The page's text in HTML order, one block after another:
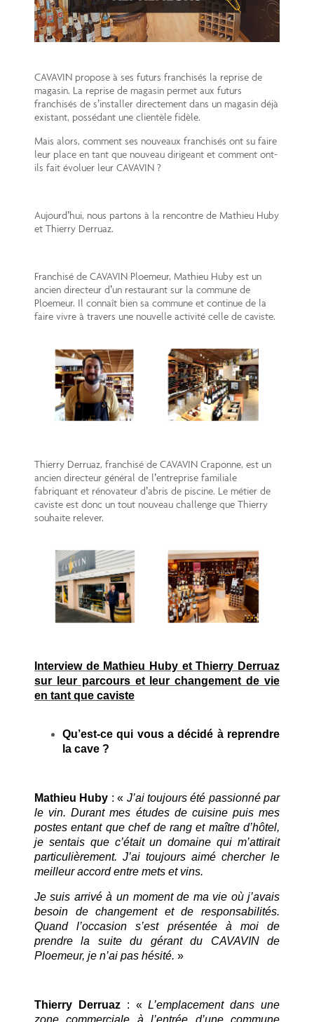
CAVAVIN propose à ses futurs franchisés la reprise de
magasin. La reprise de magasin permet aux futurs
franchisés de s’installer directement dans un magasin déjà
existant, possédant une clientèle fidèle.
Mais alors, comment ses nouveaux franchisés ont su faire
leur place en tant que nouveau dirigeant et comment ont-
ils fait évoluer leur CAVAVIN ?
Aujourd’hui, nous partons à la rencontre de Mathieu Huby
et Thierry Derruaz.
Franchisé de CAVAVIN Ploemeur, Mathieu Huby est un
ancien directeur d’un restaurant sur la commune de
Ploemeur. Il connaît bien sa commune et continue de la
faire vivre à travers une nouvelle activité celle de caviste.
Thierry Derruaz, franchisé de CAVAVIN Craponne, est un
ancien directeur général de l’entreprise familiale
fabriquant et rénovateur d’abris de piscine. Le métier de
caviste est donc un tout nouveau challenge que Thierry
souhaite relever.
Interview de Mathieu Huby et Thierry Derruaz
sur leur parcours et leur changement de vie
en tant que caviste
Qu’est-ce qui vous a décidé à reprendre
la cave ?
Mathieu Huby : « J’ai toujours été passionné par
le vin. Durant mes études de cuisine puis mes
postes entant que chef de rang et maître d’hôtel,
je sentais que c’était un domaine qui m’attirait
particulièrement. J’ai toujours aimé chercher le
meilleur accord entre mets et vins.
Je suis arrivé à un moment de ma vie où j’avais
besoin de changement et de responsabilités.
Quand l’occasion s’est présentée à moi de
prendre la suite du gérant du CAVAVIN de
Ploemeur, je n’ai pas hésité. »
Thierry Derruaz: «L’emplacement dans une
zone commerciale à l’entrée d’une commune